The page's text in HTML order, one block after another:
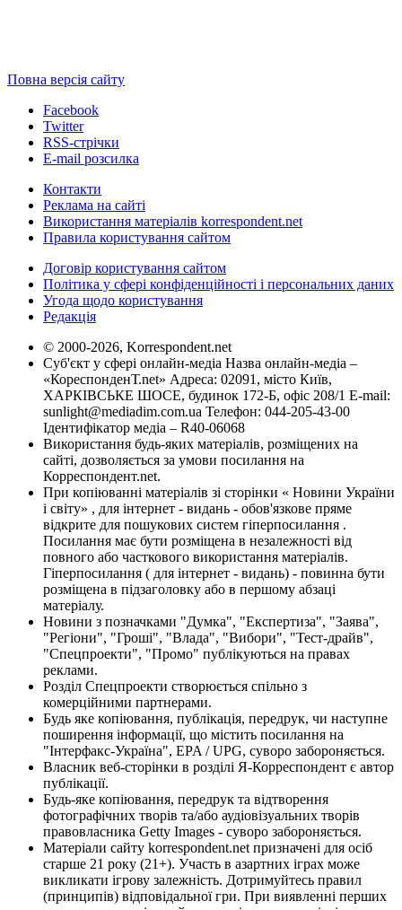
Повна версія сайту
Facebook
Twitter
RSS-стрічки
E-mail розсилка
Контакти
Реклама на сайті
Використання матеріалів korrespondent.net
Правила користування сайтом
Договір користування сайтом
Політика у сфері конфіденційності і персональних даних
Угода щодо користування
Редакція
© 2000-2026, Korrespondent.net
Суб'єкт у сфері онлайн-медіа Назва онлайн-медіа –
«КореспонденТ.net» Адреса: 02091, місто Київ,
ХАРКІВСЬКЕ ШОСЕ, будинок 172-Б, офіс 208/1 E-mail:
sunlight@mediadim.com.ua Телефон: 044-205-43-00
Ідентифікатор медіа – R40-06068
Використання будь-яких матеріалів, розміщених на
сайті, дозволяється за умови посилання на
Корреспондент.net.
При копіюванні матеріалів зі сторінки « Новини України
і світу» , для інтернет - видань - обов'язкове пряме
відкрите для пошукових систем гіперпосилання .
Посилання має бути розміщена в незалежності від
повного або часткового використання матеріалів.
Гіперпосилання ( для інтернет - видань) - повинна бути
розміщена в підзаголовку або в першому абзаці
матеріалу.
Новини з позначками "Думка", "Експертиза", "Заява",
"Регіони", "Гроші", "Влада", "Вибори", "Тест-драйв",
"Спецпроекти", "Промо" публікуються на правах
реклами.
Розділ Спецпроекти створюється спільно з
комерційними партнерами.
Будь яке копіювання, публікація, передрук, чи наступне
поширення інформації, що містить посилання на
"Інтерфакс-Україна", EPA / UPG, суворо забороняється.
Власник веб-сторінки в розділі Я-Корреспондент є автор
публікації.
Будь-яке копіювання, передрук та відтворення
фотографічних творів та/або аудіовізуальних творів
правовласника Getty Images - суворо забороняється.
Матеріали сайту korrespondent.net призначені для осіб
старше 21 року (21+). Участь в азартних іграх може
викликати ігрову залежність. Дотримуйтесь правил
(принципів) відповідальної гри. При виявленні перших